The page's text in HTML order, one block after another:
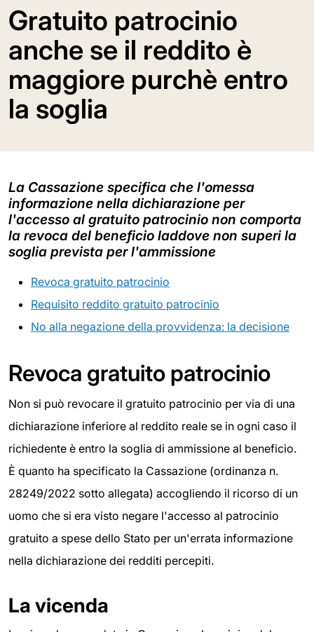
Gratuito patrocinio
anche se il reddito è
maggiore purchè entro
la soglia
La Cassazione specifica che l'omessa
informazione nella dichiarazione per
l'accesso al gratuito patrocinio non comporta
la revoca del beneficio laddove non superi la
soglia prevista per l'ammissione
Revoca gratuito patrocinio
Requisito reddito gratuito patrocinio
No alla negazione della provvidenza: la decisione
Revoca gratuito patrocinio
Non si può revocare il gratuito patrocinio per via di una
dichiarazione inferiore al reddito reale se in ogni caso il
richiedente è entro la soglia di ammissione al beneficio.
È quanto ha specificato la Cassazione (ordinanza n.
28249/2022 sotto allegata) accogliendo il ricorso di un
uomo che si era visto negare l'accesso al patrocinio
gratuito a spese dello Stato per un'errata informazione
nella dichiarazione dei redditi percepiti.
La vicenda